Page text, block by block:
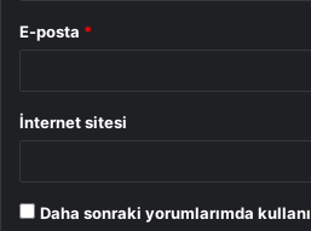
E-posta *
İnternet sitesi
Daha sonraki yorumlarımda